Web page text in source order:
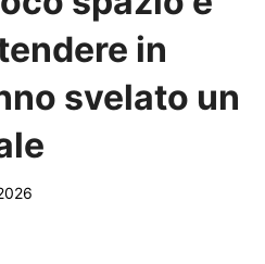
in
svelato un